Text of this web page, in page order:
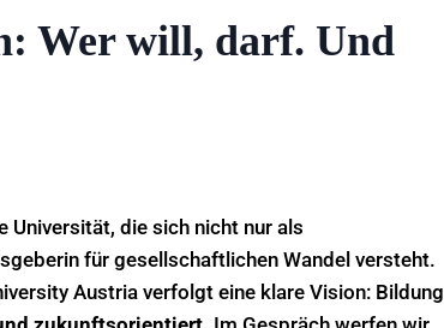
Wer will, darf. Und
Universität, die sich nicht nur als
für gesellschaftlichen Wandel versteht.
Austria verfolgt eine klare Vision: Bildung